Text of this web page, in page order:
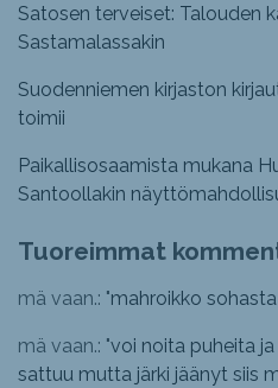
Satosen terveiset: Talouden
Sastamalassakin
Suodenniemen kirjaston
toimii
Paikallisosaamista mukana
Santoollakin
Tuoreimmat
mä vaan.: "mahroikko
mä vaan.: "voi noita puheita
sattuu mutta järki jäänyt siis